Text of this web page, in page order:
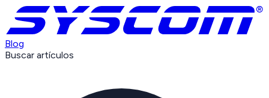
Blog
Buscar artículos